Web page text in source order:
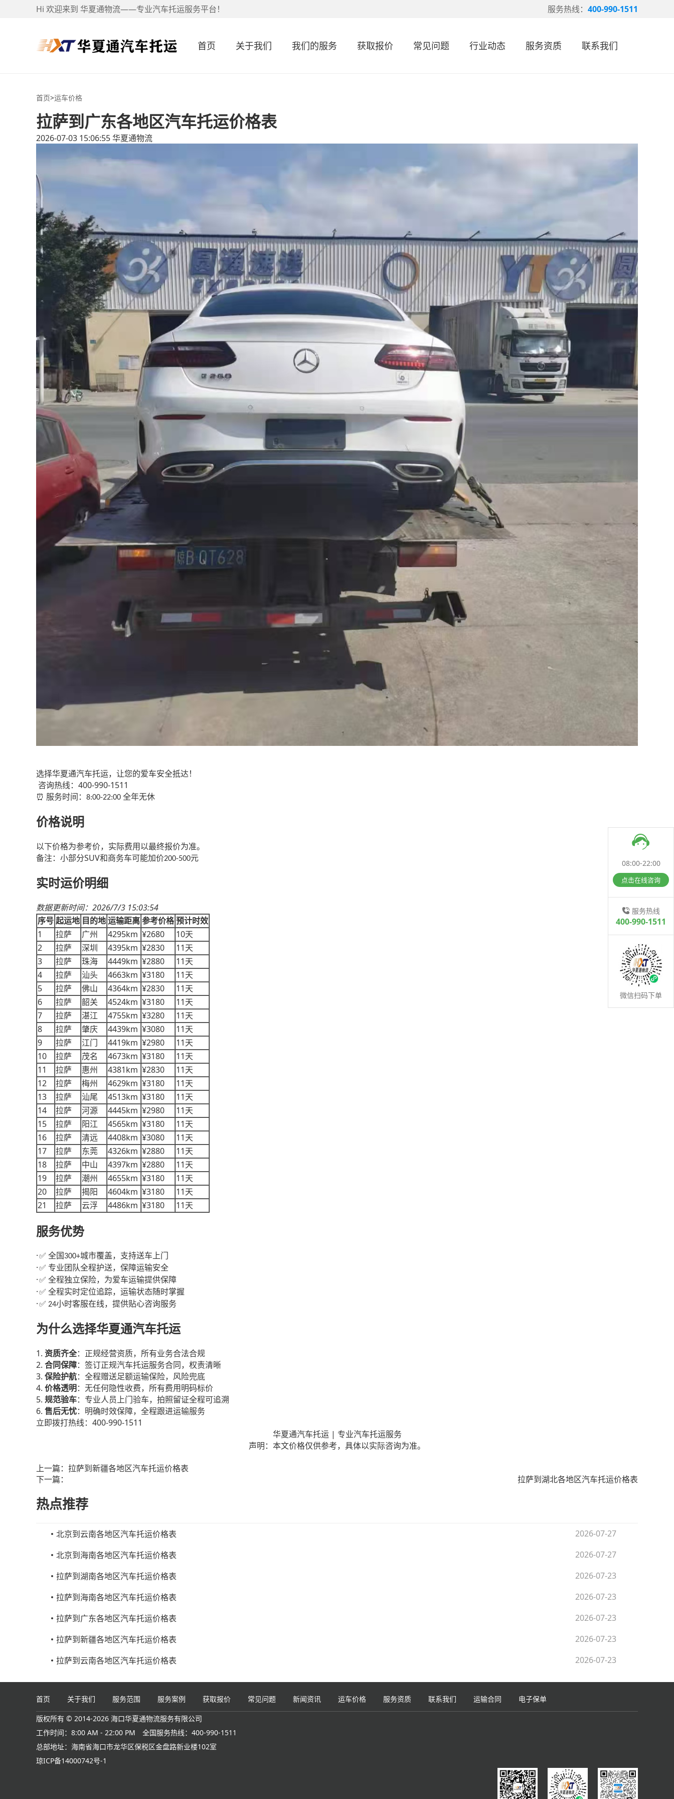
Hi 欢迎来到 华夏通物流——专业汽车托运服务平台！ 服务热线： 400-990-1511
首页 关于我们 我们的服务 获取报价 常见问题 行业动态 服务资质 联系我们
首页>运车价格
拉萨到广东各地区汽车托运价格表
2026-07-03 15:06:55华夏通物流
选择华夏通汽车托运，让您的爱车安全抵达！
咨询热线： 400-990-1511
⏰ 服务时间： 8:00-22:00 全年无休
价格说明
以下价格为参考价，实际费用以最终报价为准。
备注：小部分SUV和商务车可能加价200-500元
实时运价明细
数据更新时间： 2026/7/3 15:03:54
序号 起运地 目的地 运输距离 参考价格 预计时效
1 拉萨 广州 4295km ¥2680 10天
2 拉萨 深圳 4395km ¥2830 11 天
3 拉萨 珠海 4449km ¥2880 11 天
4 拉萨 汕头 4663km ¥3180 11 天
5 拉萨 佛山 4364km ¥2830 11 天
6 拉萨 韶关 4524km ¥3180 11 天
7 拉萨 湛江 4755km ¥3280 11 天
8 拉萨 肇庆 4439km ¥3080 11 天
9 拉萨 江门 4419km ¥2980 11 天
10 拉萨 茂名 4673km ¥3180 11 天
11 拉萨 惠州 4381km ¥2830 11 天
12 拉萨 梅州 4629km ¥3180 11 天
13 拉萨 汕尾 4513km ¥3180 11 天
14 拉萨 河源 4445km ¥2980 11 天
15 拉萨 阳江 4565km ¥3180 11 天
16 拉萨 清远 4408km ¥3080 11 天
17 拉萨 东莞 4326km ¥2880 11 天
18 拉萨 中山 4397km ¥2880 11 天
19 拉萨 潮州 4655km ¥3180 11 天
20 拉萨 揭阳 4604km ¥3180 11 天
21 拉萨 云浮 4486km ¥3180 11 天
服务优势
·✅ 全国 300+城市覆盖，支持送车上门
·✅ 专业团队全程护送，保障运输安全
·✅ 全程独立保险，为爱车运输提供保障
·✅ 全程实时定位追踪，运输状态随时掌握
·✅ 24小时客服在线，提供贴心咨询服务
为什么选择华夏通汽车托运
1. 资质齐全：正规经营资质，所有业务合法合规
2. 合同保障：签订正规汽车托运服务合同，权责清晰
3. 保险护航：全程赠送足额运输保险，风险兜底
4. 价格透明 ：无任何隐性收费，所有费用明码标价
5. 规范验车：专业人员上门验车，拍照留证全程可追溯
6. 售后无忧：明确时效保障，全程跟进运输服务
立即拨打热线： 400-990-1511
华夏通汽车托运| 专业汽车托运服务
声明：本文价格仅供参考，具体以实际咨询为准。
上一篇： 拉萨到新疆各地区汽车托运价格表
下一篇：
拉萨到湖北各地区汽车托运价格表
热点推荐
北京到云南各地区汽车托运价格表
2026-07-27
北京到海南各地区汽车托运价格表
2026-07-27
拉萨到湖南各地区汽车托运价格表
2026-07-23
拉萨到海南各地区汽车托运价格表
2026-07-23
拉萨到广东各地区汽车托运价格表
2026-07-23
拉萨到新疆各地区汽车托运价格表
2026-07-23
拉萨到云南各地区汽车托运价格表
2026-07-23
首页 关于我们 服务范围 服务案例 获取报价 常见问题 新闻资讯 运车价格 服务资质 联系我们 运输合同 电子保单
版权所有 © 2014-2026 海口华夏通物流服务有限公司
工作时间：8:00 AM - 22:00 PM
全国服务热线：400-990-1511
总部地址：海南省海口市龙华区保税区金盘路新业楼102室
琼ICP备14000742号-1
08:00-22:00
点击在线咨询
服务热线
400-990-1511
微信扫码下单